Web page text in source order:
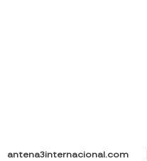
antena3internacional.com